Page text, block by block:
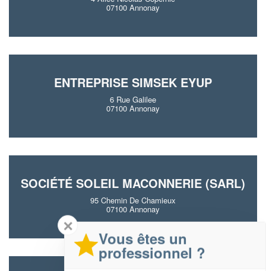
07100 Annonay
ENTREPRISE SIMSEK EYUP
6 Rue Galilee
07100 Annonay
SOCIÉTÉ SOLEIL MACONNERIE (SARL)
95 Chemin De Chamieux
07100 Annonay
✕
Vous êtes un
professionnel ?